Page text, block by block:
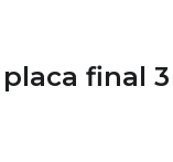
final 3